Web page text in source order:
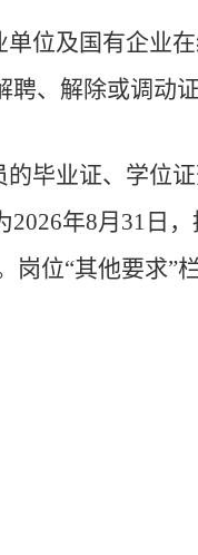
位及国有企业
、解除或调动证
毕业证、学位
2026年8月 31 日
岗位“其他要求”